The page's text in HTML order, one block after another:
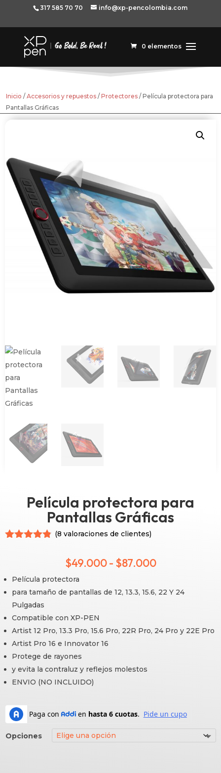
317 585 70 70 info@xp-pencolombia.com
0 elementos
Inicio / Accesorios y repuestos / Protectores / Película protectora para
Pantallas Gráficas
Película protectora para
Pantallas Gráficas
valoracione
s de
clientes
(8 valoraciones de clientes)
$49.000- $87.000Rango
Película protectora
para tamaño de pantallas de 12, 13.3, 15.6, 22 Y 24
Pulgadas
Compatible con XP-PEN
Artist 12 Pro, 13.3 Pro, 15.6 Pro, 22R Pro, 24 Pro y 22E Pro
Artist Pro 16 e Innovator 16
Protege de rayones
y evita la contraluz y reflejos molestos
ENVIO (NO INCLUIDO)
Opciones